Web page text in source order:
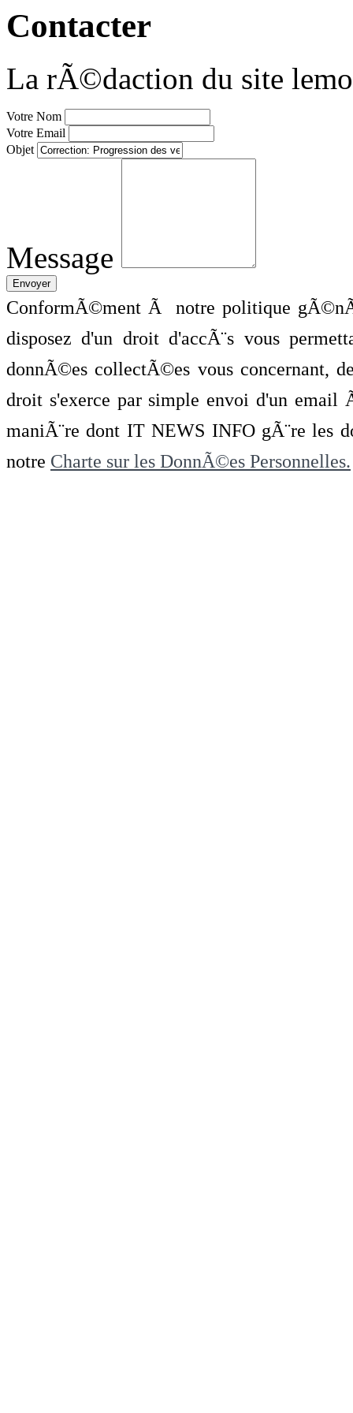
Contacter
La rÃ©daction du site
Votre Nom
Votre Email
Objet
Message
ConformÃ©ment Ã notre politique
disposez d'un droit d'accÃ¨s vous
donnÃ©es collectÃ©es vous concernant,
droit s'exerce par simple envoi d'un
maniÃ¨re dont IT NEWS INFO gÃ¨re les
notre Charte sur les DonnÃ©es Personnelles.